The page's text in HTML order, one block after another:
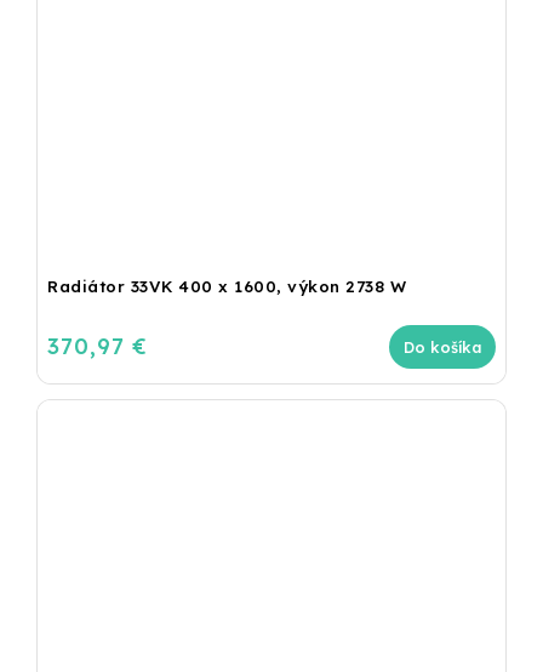
Radiátor 33VK 400 x 1600, výkon 2738 W
370,97 € Do košíka